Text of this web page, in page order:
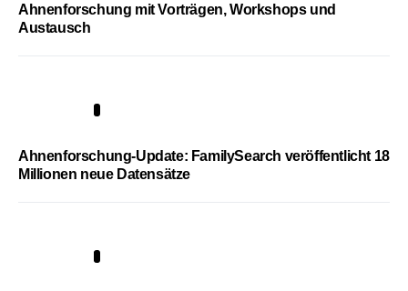
Ahnenforschung mit Vorträgen, Workshops und
Austausch
Ahnenforschung-Update: FamilySearch veröffentlicht 18
Millionen neue Datensätze